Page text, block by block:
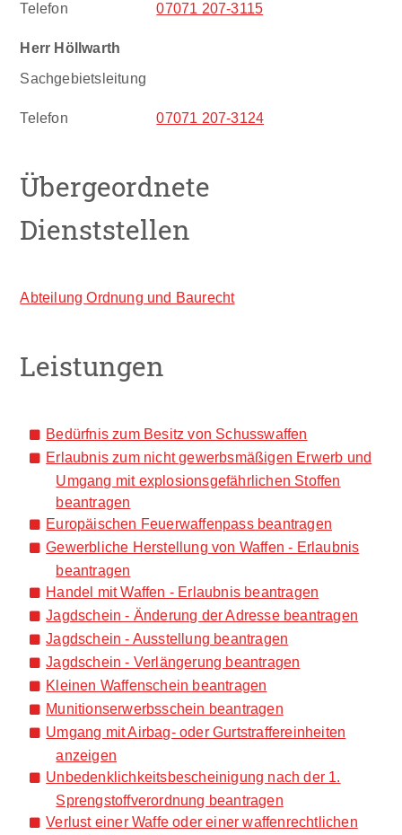
Telefon 07071 207-3115
Herr Höllwarth
Sachgebietsleitung
Telefon 07071 207-3124
Übergeordnete
Dienststellen
Abteilung Ordnung und Baurecht
Leistungen
Bedürfnis zum Besitz von Schusswaffen
Erlaubnis zum nicht gewerbsmäßigen Erwerb und
Umgang mit explosionsgefährlichen Stoffen
beantragen
Europäischen Feuerwaffenpass beantragen
Gewerbliche Herstellung von Waffen - Erlaubnis
beantragen
Handel mit Waffen - Erlaubnis beantragen
Jagdschein - Änderung der Adresse beantragen
Jagdschein - Ausstellung beantragen
Jagdschein - Verlängerung beantragen
Kleinen Waffenschein beantragen
Munitionserwerbsschein beantragen
Umgang mit Airbag- oder Gurtstraffereinheiten
anzeigen
Unbedenklichkeitsbescheinigung nach der 1.
Sprengstoffverordnung beantragen
Verlust einer Waffe oder einer waffenrechtlichen